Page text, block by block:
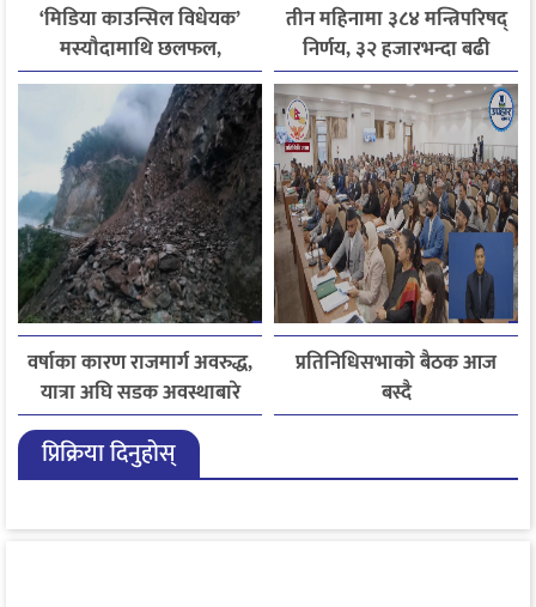
‘मिडिया काउन्सिल विधेयक’
मस्यौदामाथि छलफल,
एआईदेखि पत्रकारको
लाइसेन्ससम्मका विषयमा
सुझाव
तीन महिनामा ३८४ मन्त्रिपरिषद्
निर्णय, ३२ हजारभन्दा बढी
गुनासो फर्छ्योट
वर्षाका कारण राजमार्ग अवरुद्ध,
यात्रा अघि सडक अवस्थाबारे
जानकारी लिन आग्रह
प्रतिनिधिसभाको बैठक आज
बस्दै
प्रिक्रिया दिनुहोस्